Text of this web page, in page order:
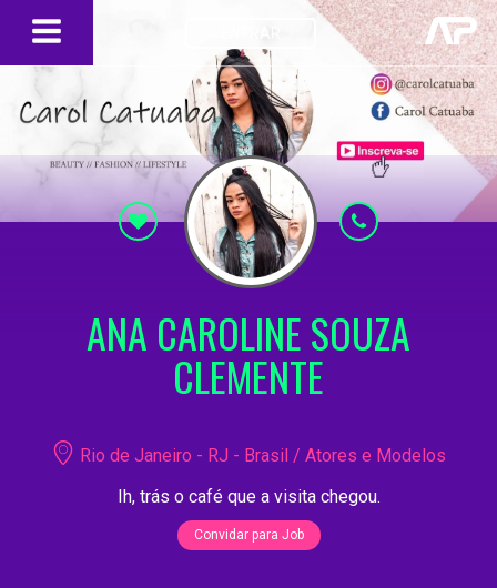
ANA CAROLINE SOUZA
CLEMENTE
Rio de Janeiro - RJ - Brasil / Atores e Modelos
Ih, trás o café que a visita chegou.
Convidar para Job